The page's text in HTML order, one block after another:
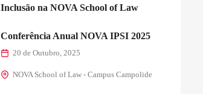
Inclusão na NOVA School of Law
Conferência Anual NOVA IPSI 2025
20 de Outubro, 2025
NOVA School of Law - Campus Campolide